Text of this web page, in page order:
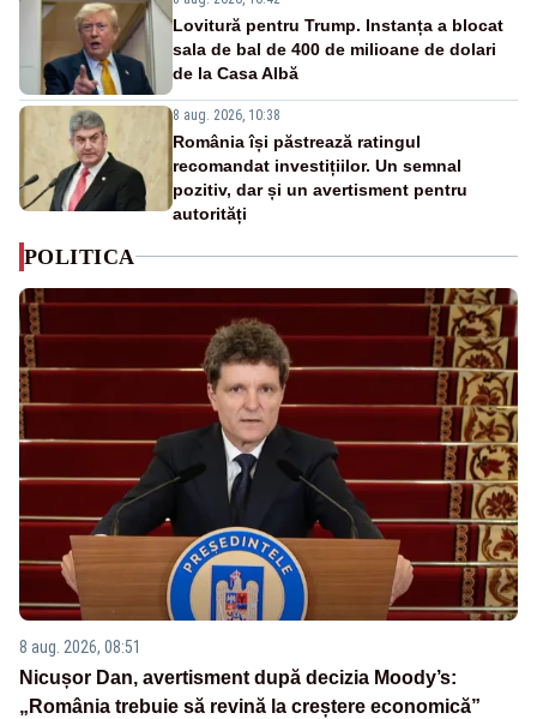
Lovitură pentru Trump. Instanța a blocat
sala de bal de 400 de milioane de dolari
de la Casa Albă
8 aug. 2026, 10:38
România își păstrează ratingul
recomandat investițiilor. Un semnal
pozitiv, dar și un avertisment pentru
autorități
POLITICA
8 aug. 2026, 08:51
Nicușor Dan, avertisment după decizia Moody’s:
„România trebuie să revină la creștere economică”